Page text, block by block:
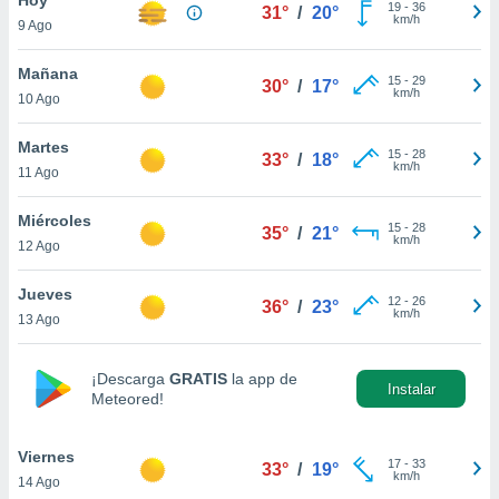
en
más
nuestra
de
aceptar
de
9 Ago
31° / 20° 19- 36
km/h
Mañana
10 Ago
30° / 17° 15- 29
km/h
Martes
11 Ago
33° / 18° 15- 28
km/h
Miércoles
12 Ago
35° / 21° 15- 28
km/h
Jueves
13 Ago
36° / 23° 12- 26
km/h
¡Descarga GRATIS la app de
Meteored!
Instalar
Viernes
14 Ago
33° / 19° 17- 33
km/h